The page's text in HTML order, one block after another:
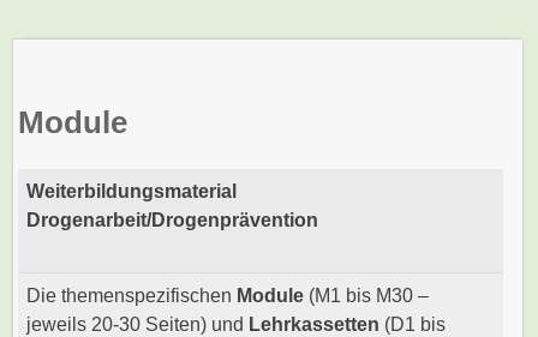
Module
Weiterbildungsmaterial
Drogenarbeit/Drogenprävention
Die themenspezifischen Module (M1 bis M30 –
jeweils 20-30 Seiten) und Lehrkassetten (D1 bis